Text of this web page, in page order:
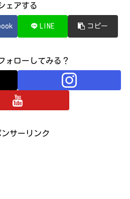
ェアする
LINE コピー
ォローしてみる？
ンサーリンク